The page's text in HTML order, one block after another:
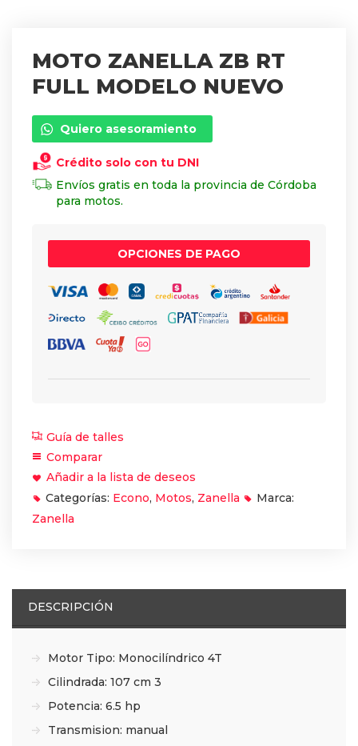
MOTO ZANELLA ZB RT
FULL MODELO NUEVO
Quiero asesoramiento
Guía de talles
Comparar
Añadir a la lista de deseos
Categorías: Econo, Motos, Zanella
Marca:
Zanella
OPCIONES DE PAGO
Crédito solo con tu DNI
Envíos gratis en toda la provincia de Córdoba
para motos.
DESCRIPCIÓN
Motor Tipo: Monocilíndrico 4T
Cilindrada: 107 cm 3
Potencia: 6.5 hp
Transmision: manual